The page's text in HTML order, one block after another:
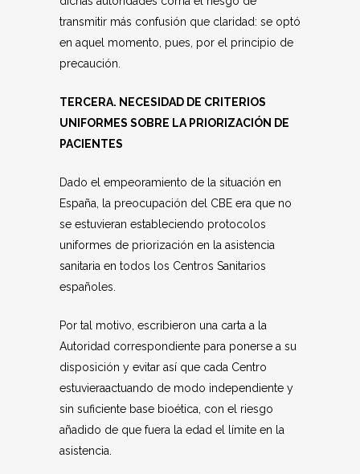
transmitir más confusión que claridad: se optó
en aquel momento, pues, por el principio de
precaución.
TERCERA. NECESIDAD DE CRITERIOS
UNIFORMES SOBRE LA PRIORIZACIÓN DE
PACIENTES
Dado el empeoramiento de la situación en
España, la preocupación del CBE era que no
se estuvieran estableciendo protocolos
uniformes de priorización en la asistencia
sanitaria en todos los Centros Sanitarios
españoles.
Por tal motivo, escribieron una carta a la
Autoridad correspondiente para ponerse a su
disposición y evitar así que cada Centro
estuvieraactuando de modo independiente y
sin suficiente base bioética, con el riesgo
añadido de que fuera la edad el límite en la
asistencia.